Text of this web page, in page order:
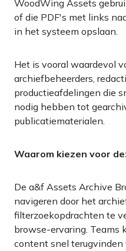
WoodWing Assets
of die PDF's met links
in het systeem opslaan.
Het is vooral waardevol
archiefbeheerders,
productieafdelingen die
nodig hebben tot
publicatiematerialen.
Waarom kiezen voor
De a&f Assets Archive
navigeren door het
filterzoekopdrachten te
browse-ervaring. Teams
content snel